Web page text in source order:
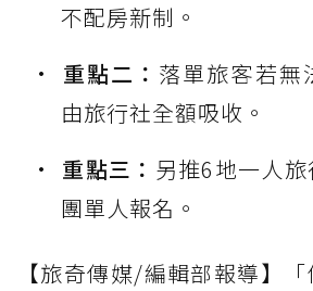
不配房新制。
重點二： 落單旅客若無
由旅行社全額吸收。
重點三： 另推6地一人
團單人報名。
【旅奇傳媒/編輯部報導】